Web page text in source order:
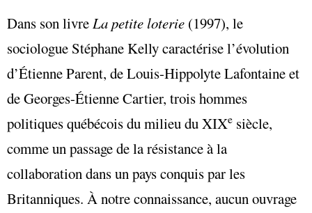
Dans son livreLa petite loterie (1997), le
sociologue Stéphane Kelly caractérise l’évolution
d’Étienne Parent, de Louis-Hippolyte Lafontaine et
de Georges-Étienne Cartier, trois hommes
politiques québécois du milieu du XIXe siècle,
comme un passage de la résistance à la
collaboration dans un pays conquis par les
Britanniques. À notre connaissance, aucun ouvrage